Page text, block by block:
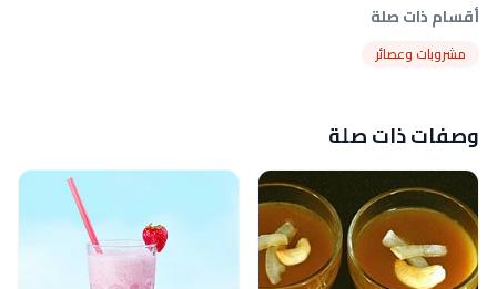
أقسام ذات صلة
مشروبات وعصائر
وصفات ذات صلة